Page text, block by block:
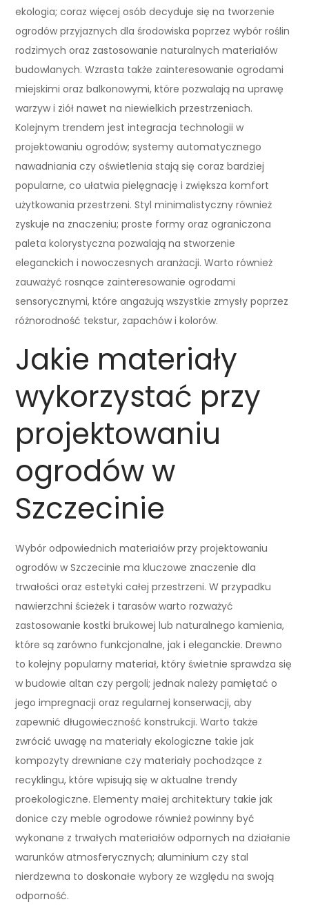
ekologia; coraz więcej osób decyduje się na tworzenie
ogrodów przyjaznych dla środowiska poprzez wybór roślin
rodzimych oraz zastosowanie naturalnych materiałów
budowlanych. Wzrasta także zainteresowanie ogrodami
miejskimi oraz balkonowymi, które pozwalają na uprawę
warzyw i ziół nawet na niewielkich przestrzeniach.
Kolejnym trendem jest integracja technologii w
projektowaniu ogrodów; systemy automatycznego
nawadniania czy oświetlenia stają się coraz bardziej
popularne, co ułatwia pielęgnację i zwiększa komfort
użytkowania przestrzeni. Styl minimalistyczny również
zyskuje na znaczeniu; proste formy oraz ograniczona
paleta kolorystyczna pozwalają na stworzenie
eleganckich i nowoczesnych aranżacji. Warto również
zauważyć rosnące zainteresowanie ogrodami
sensorycznymi, które angażują wszystkie zmysły poprzez
różnorodność tekstur, zapachów i kolorów.
Jakie materiały
wykorzystać przy
projektowaniu
ogrodów w
Szczecinie
Wybór odpowiednich materiałów przy projektowaniu
ogrodów w Szczecinie ma kluczowe znaczenie dla
trwałości oraz estetyki całej przestrzeni. W przypadku
nawierzchni ścieżek i tarasów warto rozważyć
zastosowanie kostki brukowej lub naturalnego kamienia,
które są zarówno funkcjonalne, jak i eleganckie. Drewno
to kolejny popularny materiał, który świetnie sprawdza się
w budowie altan czy pergoli; jednak należy pamiętać o
jego impregnacji oraz regularnej konserwacji, aby
zapewnić długowieczność konstrukcji. Warto także
zwrócić uwagę na materiały ekologiczne takie jak
kompozyty drewniane czy materiały pochodzące z
recyklingu, które wpisują się w aktualne trendy
proekologiczne. Elementy małej architektury takie jak
donice czy meble ogrodowe również powinny być
wykonane z trwałych materiałów odpornych na działanie
warunków atmosferycznych; aluminium czy stal
nierdzewna to doskonałe wybory ze względu na swoją
odporność.